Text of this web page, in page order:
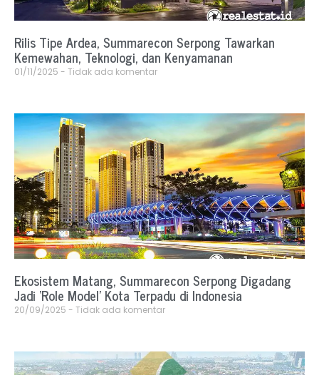
Rilis Tipe Ardea, Summarecon Serpong Tawarkan
Kemewahan, Teknologi, dan Kenyamanan
01/11/2025 Tidak ada komentar
Ekosistem Matang, Summarecon Serpong Digadang
Jadi ‘Role Model’ Kota Terpadu di Indonesia
20/09/2025 Tidak ada komentar